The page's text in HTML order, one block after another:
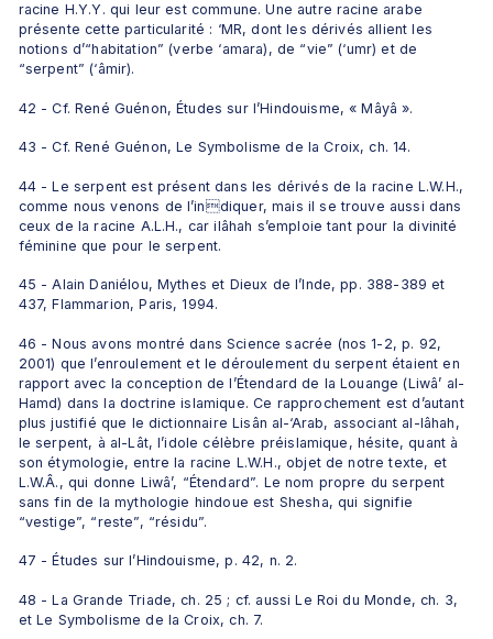
racine H.Y.Y. qui leur est commune. Une autre racine arabe
présente cette particularité : ‘MR, dont les dérivés allient les
notions d’“habitation” (verbe ‘amara), de “vie” (‘umr) et de
“serpent” (‘âmir).
42 - Cf. René Guénon, Études sur l’Hindouisme, « Mâyâ ».
43 - Cf. René Guénon, Le Symbolisme de la Croix, ch. 14.
44 - Le serpent est présent dans les dérivés de la racine L.W.H.,
comme nous venons de l’indiquer, mais il se trouve aussi dans
ceux de la racine A.L.H., car ilâhah s’emploie tant pour la divinité
féminine que pour le serpent.
45 - Alain Daniélou, Mythes et Dieux de l’Inde, pp. 388-389 et
437, Flammarion, Paris, 1994.
46 - Nous avons montré dans Science sacrée (nos 1-2, p. 92,
2001) que l’enroulement et le déroulement du serpent étaient en
rapport avec la conception de l’Étendard de la Louange (Liwâ’ al-
Hamd) dans la doctrine islamique. Ce rapprochement est d’autant
plus justifié que le dictionnaire Lisân al-‘Arab, associant al-lâhah,
le serpent, à al-Lât, l’idole célèbre préislamique, hésite, quant à
son étymologie, entre la racine L.W.H., objet de notre texte, et
L.W.Â., qui donne Liwâ’, “Étendard”. Le nom propre du serpent
sans fin de la mythologie hindoue est Shesha, qui signifie
“vestige”, “reste”, “résidu”.
47 - Études sur l’Hindouisme, p. 42, n. 2.
48 - La Grande Triade, ch. 25 ; cf. aussi Le Roi du Monde, ch. 3,
et Le Symbolisme de la Croix, ch. 7.